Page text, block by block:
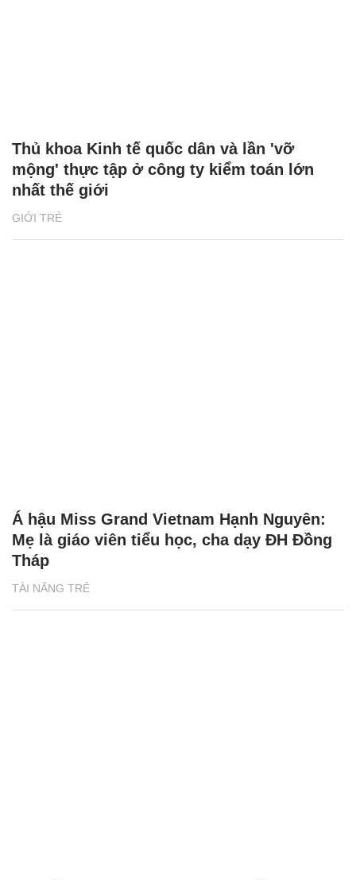
GIỚI TRẺ
Thủ khoa Kinh tế quốc dân và lần 'vỡ
mộng' thực tập ở công ty kiểm toán lớn
nhất thế giới
TÀI NĂNG TRẺ
Á hậu Miss Grand Vietnam Hạnh Nguyên:
Mẹ là giáo viên tiểu học, cha dạy ĐH Đồng
Tháp